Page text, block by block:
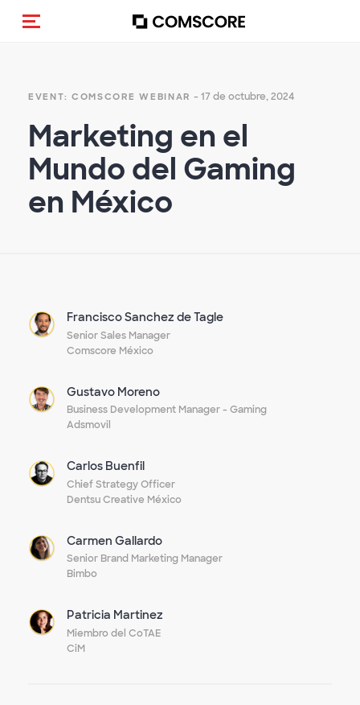
Activar navegación
EVENT: COMSCORE WEBINAR - 17 de octubre, 2024
Marketing en el
Mundo del Gaming
en México
Francisco Sanchez de Tagle
Senior Sales Manager
Comscore México
Gustavo Moreno
Business Development Manager - Gaming
Adsmovil
Carlos Buenfil
Chief Strategy Officer
Dentsu Creative México
Carmen Gallardo
Senior Brand Marketing Manager
Bimbo
Patricia Martinez
Miembro del CoTAE
CiM